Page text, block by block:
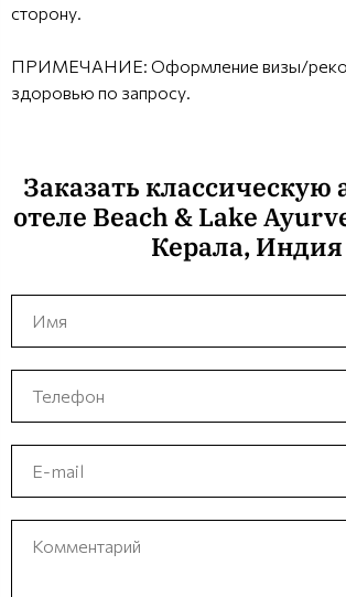
сторону.
ПРИМЕЧАНИЕ: Оформление визы/
здоровью по запросу.
Заказать классическую
отеле Beach & Lake
Керала, Индия